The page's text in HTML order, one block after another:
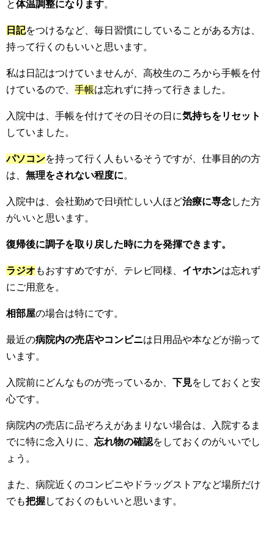
と体温調整になります。
日記をつけるなど、毎日習慣にしていることがある方は、
持って行くのもいいと思います。
私は日記はつけていませんが、高校生のころから手帳を付
けているので、 手帳は忘れずに持って行きました。
入院中は、手帳を付けてその日その日に気持ちをリセット
していました。
パソコンを持って行く人もいるそうですが、仕事目的の方
は、 無理をされない程度に。
入院中は、会社勤めで日頃忙しい人ほど治療に専念した方
がいいと思います。
復帰後に調子を取り戻した時に力を発揮できます。
ラジオ もおすすめですが、テレビ同様、 イヤホンは忘れず
にご用意を。
相部屋の場合は特にです。
最近の病院内の売店やコンビニは日用品や本などが揃って
います。
入院前にどんなものが売っているか、 下見をしておくと安
心です。
病院内の売店に品ぞろえがあまりない場合は、入院するま
でに特に念入りに、 忘れ物の確認をしておくのがいいでし
ょう。
また、病院近くのコンビニやドラッグストアなど場所だけ
でも把握しておくのもいいと思います。